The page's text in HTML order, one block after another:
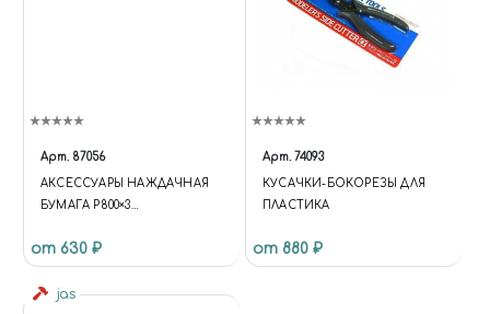
Арт. 87056
АКСЕССУАРЫ НАЖДАЧНАЯ
БУМАГА P800×3
ACCESSORIES SANDPAPER
P800×3 (CONSOLIDATED)
от 630 ₽
Арт. 74093
КУСАЧКИ-БОКОРЕЗЫ ДЛЯ
ПЛАСТИКА
от 880 ₽
jas